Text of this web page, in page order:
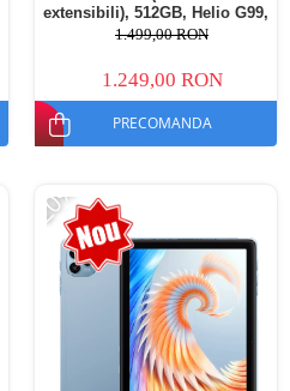
extensibili), 512GB, Helio G99,
10800mAh, 33W, Android 14,
1.499,00 RON
1.249,00 RON
PRECOMANDA
-20%